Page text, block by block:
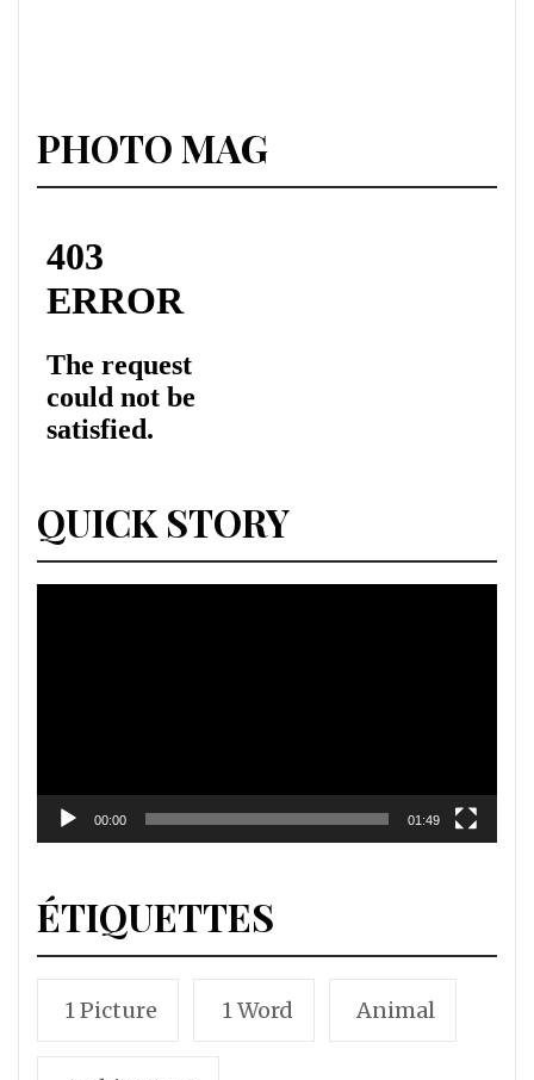
PHOTO MAG
QUICK STORY
00:00 01:49
ÉTIQUETTES
1 Picture 1 Word Animal